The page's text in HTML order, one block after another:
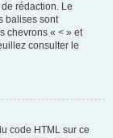
rédaction. Le
balises sont
chevrons « < » et
consulter le
code HTML sur ce